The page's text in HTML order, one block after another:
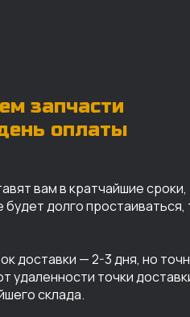
запчасти
оплаты
вам в кратчайшие сроки,
будет долго простаиваться,
доставки — 2-3 дня, но
удаленности точки
склада.